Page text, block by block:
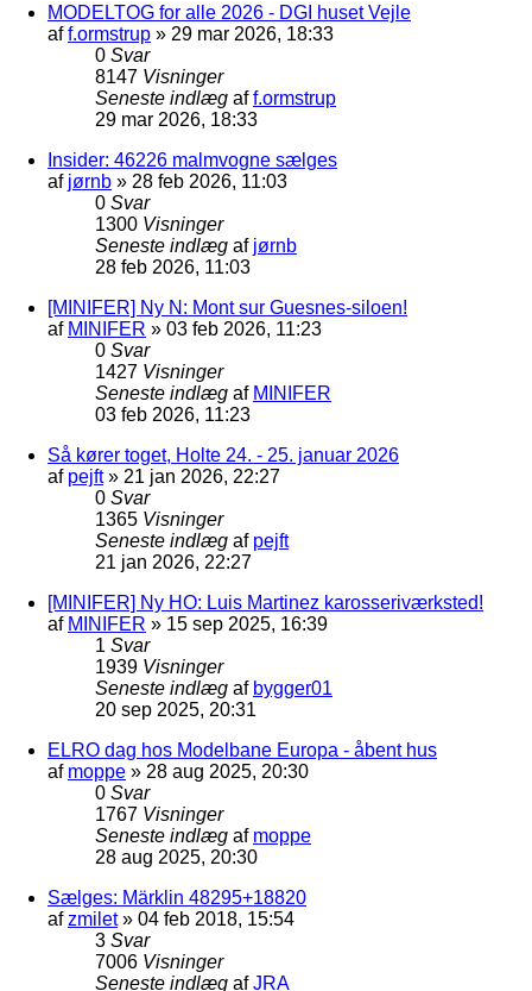
MODELTOG for alle 2026 - DGI huset Vejle
aff.ormstrup » 29 mar 2026, 18:33
0 Svar
8147 Visninger
Seneste indlæg aff.ormstrup
29 mar 2026, 18:33
Insider: 46226 malmvogne sælges
af jørnb » 28 feb 2026, 11:03
0 Svar
1300 Visninger
Seneste indlæg af jørnb
28 feb 2026, 11:03
[MINIFER] Ny N: Mont sur Guesnes-siloen!
af MINIFER » 03 feb 2026, 11:23
0 Svar
1427 Visninger
Seneste indlæg af MINIFER
03 feb 2026, 11:23
Så kører toget, Holte 24. - 25. januar 2026
af pejft» 21 jan 2026, 22:27
0 Svar
1365 Visninger
Seneste indlæg af pejft
21 jan 2026, 22:27
[MINIFER] Ny HO: Luis Martinez karosseriværksted!
af MINIFER » 15 sep 2025, 16:39
1 Svar
1939 Visninger
Seneste indlæg af bygger01
20 sep 2025, 20:31
ELRO dag hos Modelbane Europa - åbent hus
af moppe » 28 aug 2025, 20:30
0 Svar
1767 Visninger
Seneste indlæg af moppe
28 aug 2025, 20:30
Sælges: Märklin 48295+18820
afzmilet» 04 feb 2018, 15:54
3 Svar
7006 Visninger
Seneste indlæg afJRA